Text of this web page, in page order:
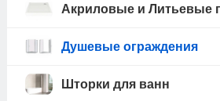
Акриловые и Литьевые
Душевые ограждения
Шторки для ванн